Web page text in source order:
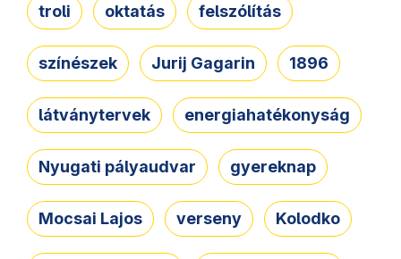
troli oktatás felszólítás
színészek Jurij Gagarin 1896
látványtervek energiahatékonyság
Nyugati pályaudvar gyereknap
Mocsai Lajos verseny Kolodko